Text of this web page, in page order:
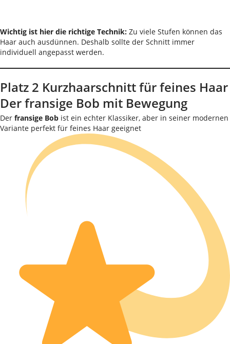
Wichtig ist hier die richtige Technik: Zu viele Stufen können das
Haar auch ausdünnen. Deshalb sollte der Schnitt immer
individuell angepasst werden.
Platz 2 Kurzhaarschnitt für feines Haar
Der fransige Bob mit Bewegung
Der fransige Bob ist ein echter Klassiker, aber in seiner modernen
Variante perfekt für feines Haar geeignet